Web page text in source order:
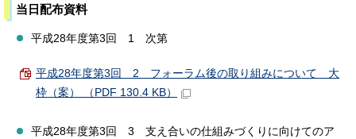
当日配布資料
平成28年度第3回 1 次第
平成28年度第3回 2 フォーラム後の取り組みについて 大
枠（案） （PDF 130.4 KB）
平成28年度第3回 3 支え合いの仕組みづくりに向けてのア